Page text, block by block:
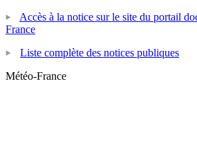
Accès à la notice sur le site du portail
France
Liste complète des notices publiques
Météo-France